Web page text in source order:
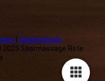
Datenschutz
2025 Saarmassage Rote